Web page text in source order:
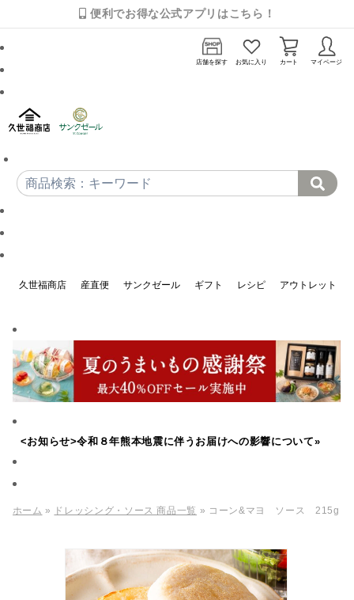
便利でお得な公式アプリはこちら！
店舗を探す お気に入り カート マイページ
久世福商店 産直便 サンクゼール ギフト レシピ アウトレット
<お知らせ>令和８年熊本地震に伴うお届けへの影響について»
ホーム » ドレッシング・ソース 商品一覧 » コーン&マヨ ソース 215g